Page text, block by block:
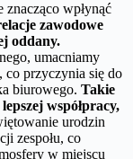
znacząco wpłynąć
zawodowe
oddany.
umacniamy
przyczynia się do
biurowego. Takie
współpracy,
urodzin
zespołu, co
w miejscu